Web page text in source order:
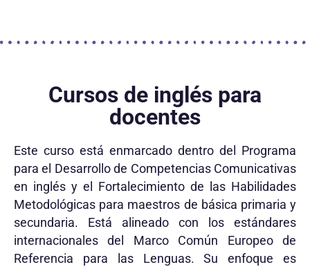
Cursos de inglés para
docentes
Este curso está enmarcado dentro del Programa
para el Desarrollo de Competencias Comunicativas
en inglés y el Fortalecimiento de las Habilidades
Metodológicas para maestros de básica primaria y
secundaria. Está alineado con los estándares
internacionales del Marco Común Europeo de
Referencia para las Lenguas. Su enfoque es